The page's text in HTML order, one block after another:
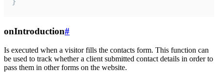
onIntroduction#
Is executed when a visitor fills the contacts form. This function can
be used to track whether a client submitted contact details in order to
pass them in other forms on the website.